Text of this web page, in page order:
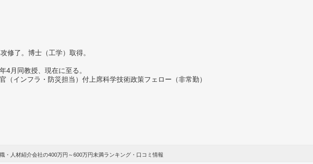
修了。博士（工学）取得。
4月同教授、現在に至る。
インフラ・防災担当）付上席科学技術政策フェロー（非常勤）
・人材紹介会社の400万円～600万円未満ランキング・口コミ情報